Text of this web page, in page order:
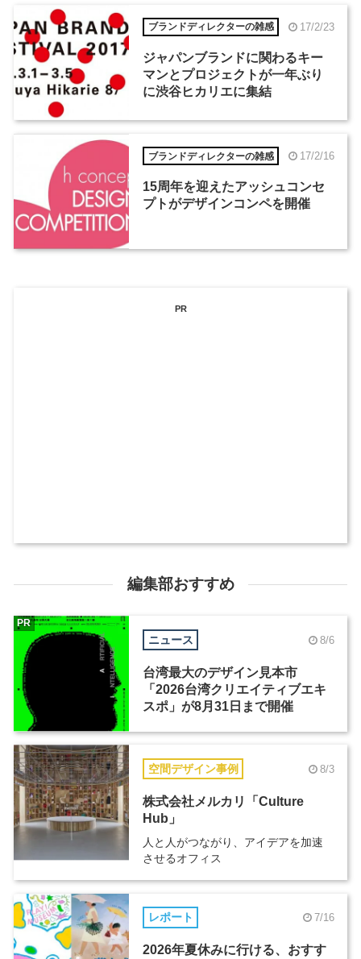
ブランドディレクターの雑感 17/2/23
ジャパンブランドに関わるキー
マンとプロジェクトが一年ぶり
に渋谷ヒカリエに集結
ブランドディレクターの雑感 17/2/16
15周年を迎えたアッシュコンセ
プトがデザインコンペを開催
PR
編集部おすすめ
ニュース 8/6
台湾最大のデザイン見本市
「2026台湾クリエイティブエキ
スポ」が8月31日まで開催
PR
空間デザイン事例 8/3
株式会社メルカリ「Culture
Hub」
人と人がつながり、アイデアを加速
させるオフィス
レポート 7/16
2026年夏休みに行ける、おすす